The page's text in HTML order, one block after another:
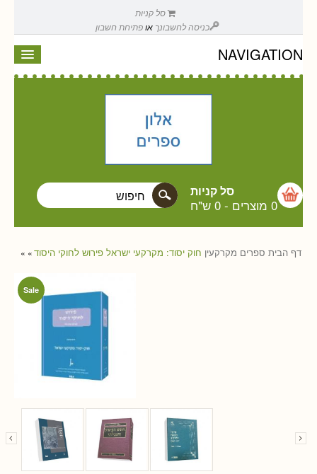
סל קניות
כניסה לחשבונך אופתיחת חשבון
NAVIGATION
סל קניות
0 מוצרים - 0 ש"ח
דף הבית » ספרים מקרקעין » חוק יסוד: מקרקעי ישראל פירוש לחוקי היסוד
Sale